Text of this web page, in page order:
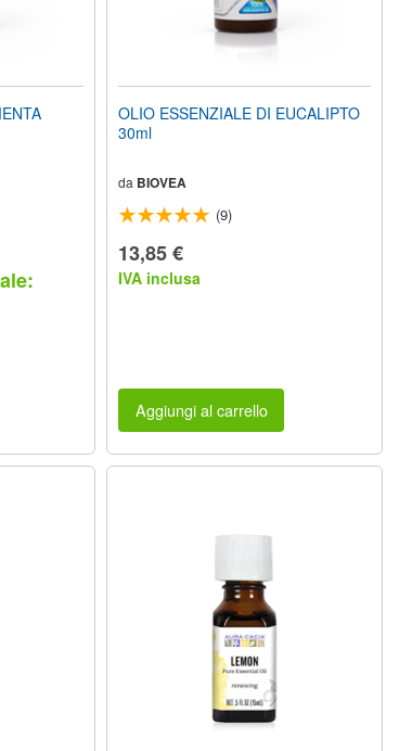
OLIO ESSENZIALE DI EUCALIPTO
30ml
da BIOVEA
(9)
13,85 €
IVA inclusa
Aggiungi al carrello